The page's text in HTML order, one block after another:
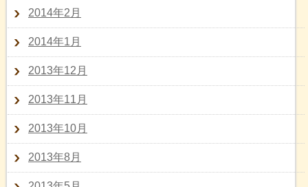
2014年2月
2014年1月
2013年12月
2013年11月
2013年10月
2013年8月